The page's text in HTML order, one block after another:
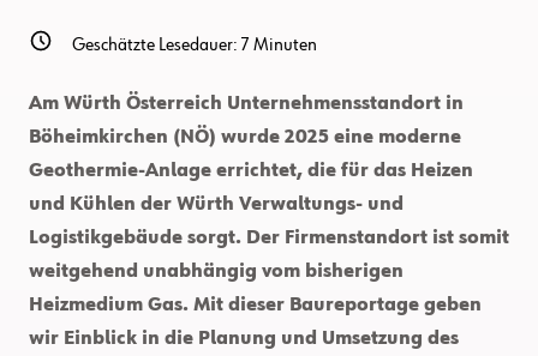
Geschätzte Lesedauer: 7 Minuten
Am Würth Österreich Unternehmensstandort in
Böheimkirchen (NÖ) wurde 2025 eine moderne
Geothermie-Anlage errichtet, die für das Heizen
und Kühlen der Würth Verwaltungs- und
Logistikgebäude sorgt. Der Firmenstandort ist somit
weitgehend unabhängig vom bisherigen
Heizmedium Gas. Mit dieser Baureportage geben
wir Einblick in die Planung und Umsetzung des